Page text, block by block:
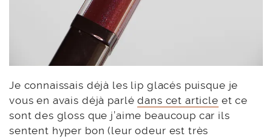
Je connaissais déjà les lip glacés puisque je
vous en avais déjà parlédans cet article et ce
sont des gloss que j’aime beaucoup car ils
sentent hyper bon (leur odeur est très